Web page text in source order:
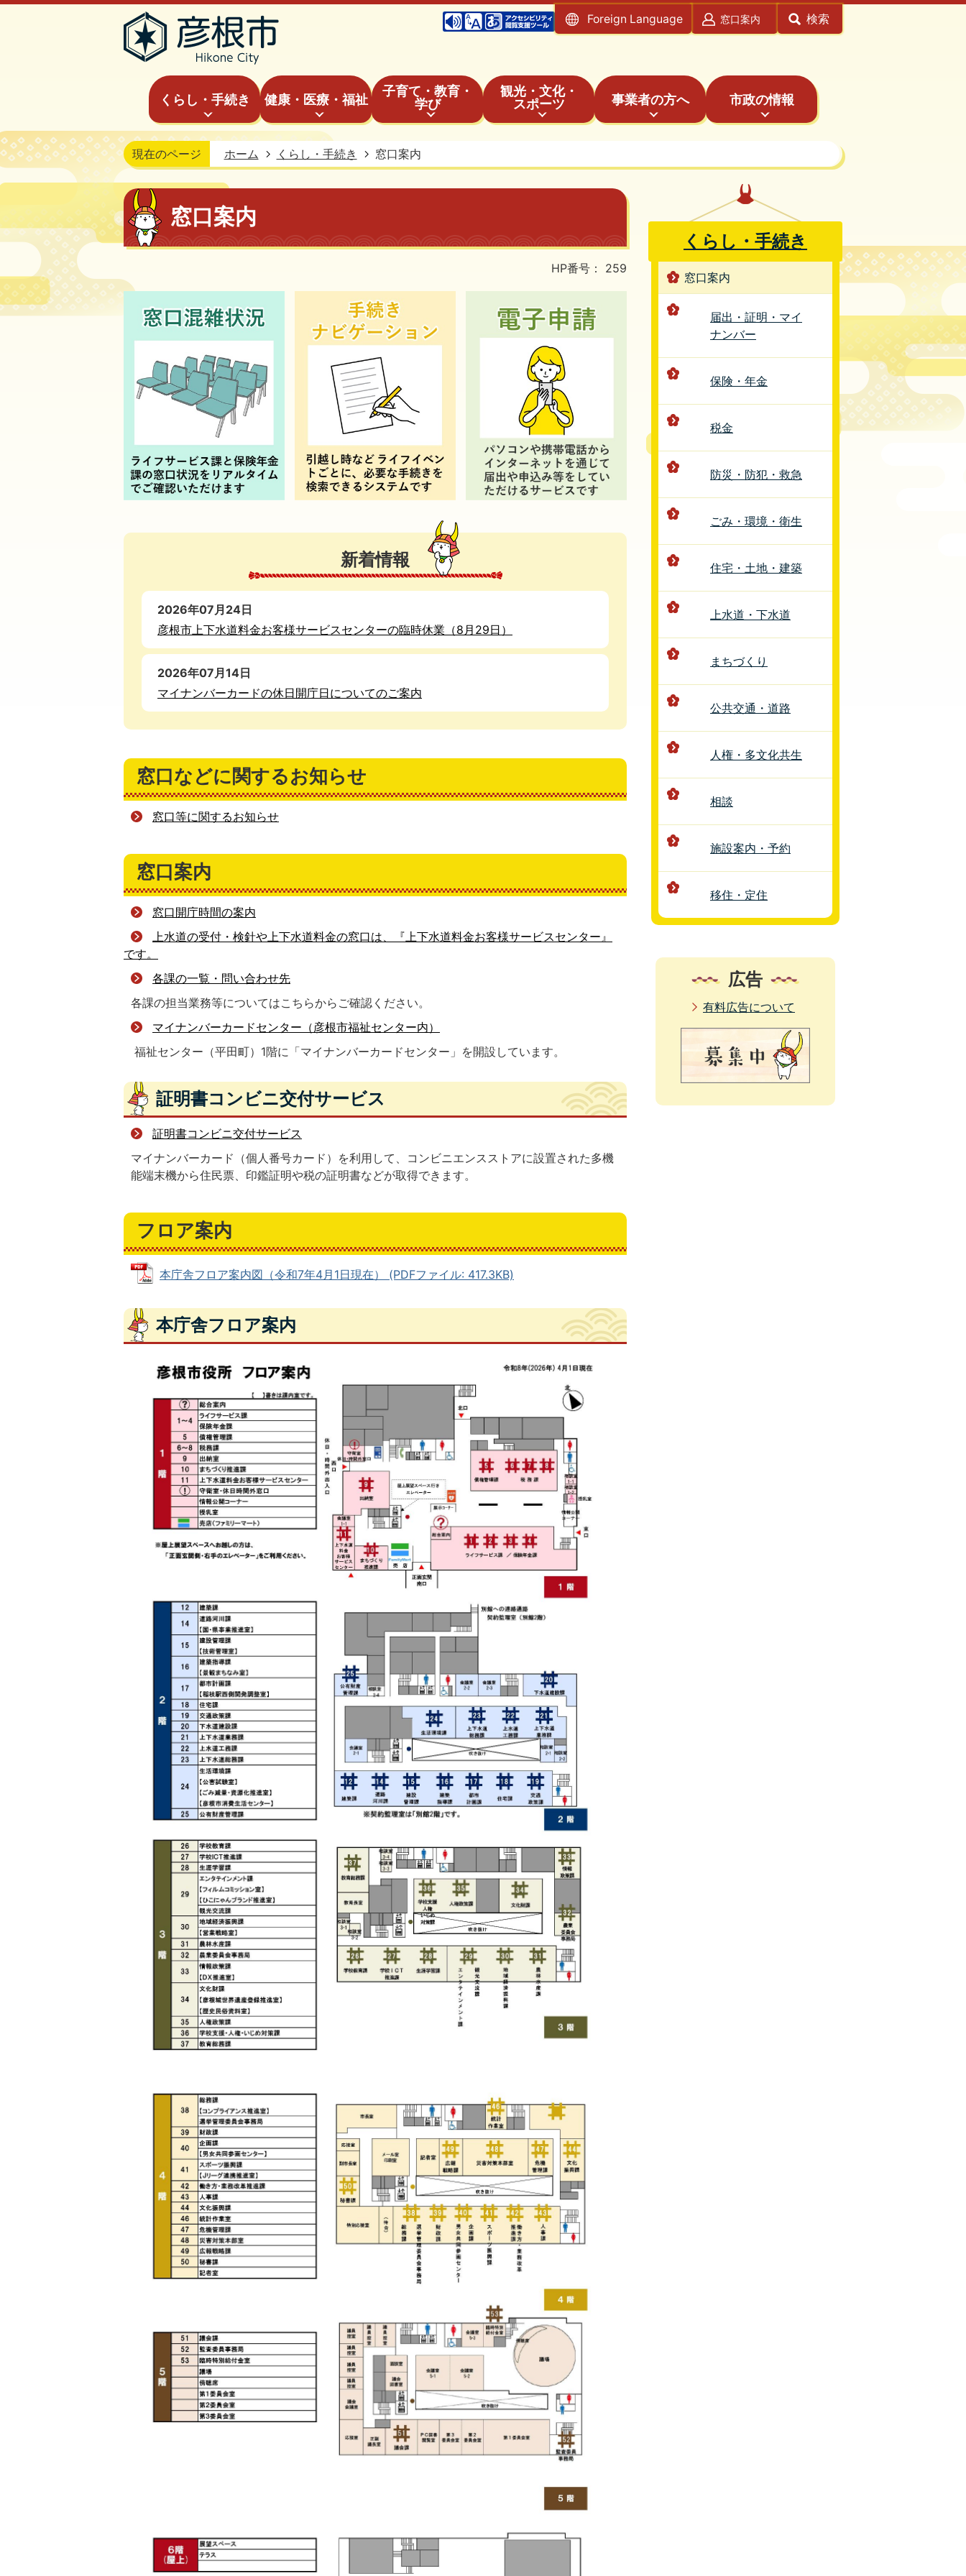
Foreign Language 窓口案内 検索
くらし・手続き 健康・医療・福祉
子育て・教育・
学び
観光・文化・
スポーツ
事業者の方へ 市政の情報
現在のページ ホーム くらし・手続き 窓口案内
窓口案内
HP番号： 259
新着情報
2026年07月24日
彦根市上下水道料金お客様サービスセンターの臨時休業（8月29日）
2026年07月14日
マイナンバーカードの休日開庁日についてのご案内
窓口などに関するお知らせ
窓口等に関するお知らせ
窓口案内
窓口開庁時間の案内
上水道の受付・検針や上下水道料金の窓口は、『上下水道料金お客様サービスセンター』
です。
各課の一覧・問い合わせ先
各課の担当業務等についてはこちらからご確認ください。
マイナンバーカードセンター（彦根市福祉センター内）
福祉センター（平田町）1階に「マイナンバーカードセンター」を開設しています。
証明書コンビニ交付サービス
証明書コンビニ交付サービス
マイナンバーカード（個人番号カード）を利用して、コンビニエンスストアに設置された多機
能端末機から住民票、印鑑証明や税の証明書などが取得できます。
フロア案内
本庁舎フロア案内図（令和7年4月1日現在） (PDFファイル: 417.3KB)
本庁舎フロア案内
くらし・手続き
窓口案内
届出・証明・マイ
ナンバー
保険・年金
税金
防災・防犯・救急
ごみ・環境・衛生
住宅・土地・建築
上水道・下水道
まちづくり
公共交通・道路
人権・多文化共生
相談
施設案内・予約
移住・定住
広告
有料広告について